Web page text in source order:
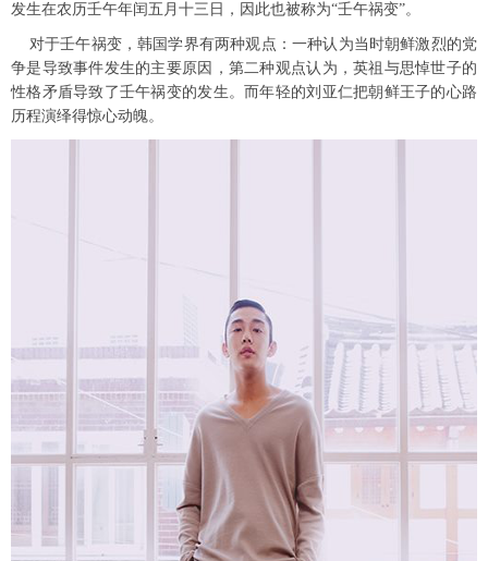
发生在农历壬午年闰五月十三日，因此也被称为“壬午祸变”。
对于壬午祸变，韩国学界有两种观点：一种认为当时朝鲜激烈的党
争是导致事件发生的主要原因，第二种观点认为，英祖与思悼世子的
性格矛盾导致了壬午祸变的发生。而年轻的刘亚仁把朝鲜王子的心路
历程演绎得惊心动魄。